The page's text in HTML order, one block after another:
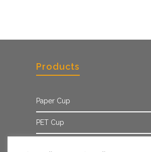
Products
Paper Cup
PET Cup